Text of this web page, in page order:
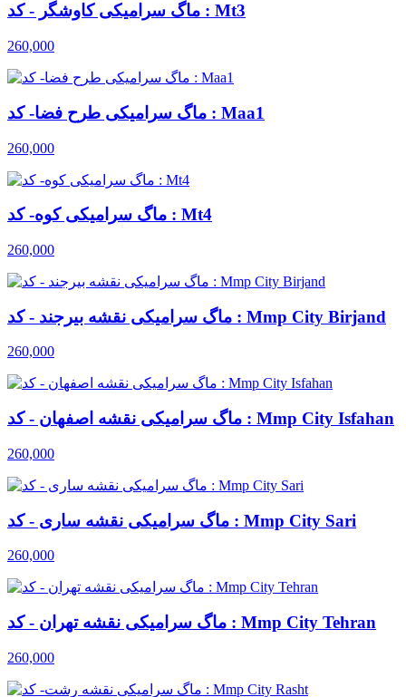
ماگ سرامیکی کاوشگر - کد : Mt3
260,000
ماگ سرامیکی طرح فضا- کد : Maa1
260,000
ماگ سرامیکی کوه- کد : Mt4
260,000
ماگ سرامیکی نقشه بیرجند - کد : Mmp City Birjand
260,000
ماگ سرامیکی نقشه اصفهان - کد : Mmp City Isfahan
260,000
ماگ سرامیکی نقشه ساری - کد : Mmp City Sari
260,000
ماگ سرامیکی نقشه تهران - کد : Mmp City Tehran
260,000